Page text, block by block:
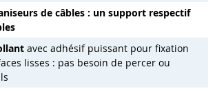
de câbles : un support respectif
avec adhésif puissant pour fixation
lisses : pas besoin de percer ou